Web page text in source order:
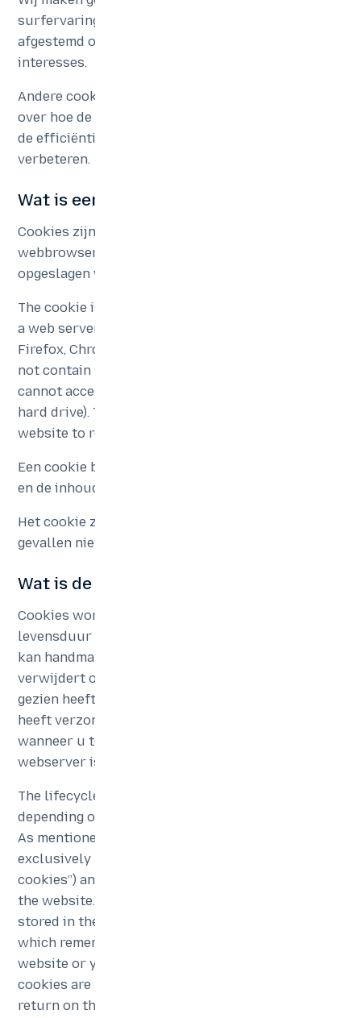
surfervaring te bieden en diensten die beter zijn
afgestemd op uw specifieke behoeften en
interesses.
Andere cookies geven ons waardevolle informatie
over hoe de website wordt gebruikt, waardoor we
de efficiëntie en toegankelijkheid ervan kunnen
verbeteren.
Wat is een „cookie“?
Cookies zijn kleine tekstbestanden die door uw
webbrowser op de harde schijf worden
opgeslagen wanneer u websites bezoekt.
The cookie is installed after a request is issued by
a web server to a browser (e.g. Internet Explorer,
Firefox, Chrome) and is completely “passive” (does
not contain software, viruses or spyware and
cannot access information stored on the user’s
hard drive). The cookies enable a
website to recognize a browser.
Een cookie bestaat uit twee onderdelen: de naam
en de inhoud of de waarde van de cookie.
Het cookie zelf identificeert u in de meeste
gevallen niet.
Wat is de levensduur van een cookie?
Cookies worden beheerd door webservers. De
levensduur van een cookie is beperkt. Een cookie
kan handmatig worden verwijderd wanneer u deze
verwijdert of wanneer deze verloopt. Technisch
gezien heeft alleen de webserver die de cookie
heeft verzonden opnieuw toegang tot deze cookie
wanneer u terugkeert naar de website die aan die
webserver is gekoppeld.
The lifecycle of a cookie may vary significantly,
depending on the purpose for which it was placed.
As mentioned above, certain cookies are
exclusively used during a single session (“session
cookies”) and are not remembered after you leave
the website. They are temporarily
stored in the cookie folder of the web browser
which remembers you until you exit the respective
website or you close the browser window. Other
cookies are remembered and reused each time you
return on the respective website (“persistent